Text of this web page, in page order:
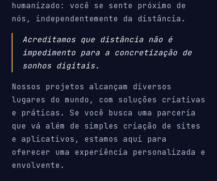
humanizado: você se sente próximo de
nós, independentemente da distância.
Acreditamos que distância não é
impedimento para a concretização de
sonhos digitais.
Nossos projetos alcançam diversos
lugares do mundo, com soluções criativas
e práticas. Se você busca uma parceria
que vá além de simples criação de sites
e aplicativos, estamos aqui para
oferecer uma experiência personalizada e
envolvente.